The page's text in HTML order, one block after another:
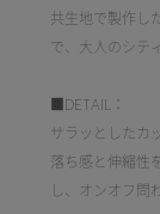
共生地で製作し
で、大人のシテ
■DETAIL：
サラッとしたカ
落ち感と伸縮性
し、オンオフ問